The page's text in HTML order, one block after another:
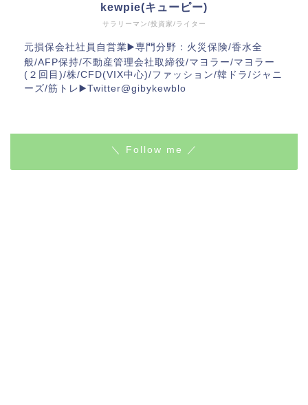
サラリーマン/投資家/ライター
kewpie(キューピー)
元損保会社社員自営業▶️専門分野：火災保険/香水全
般/AFP保持/不動産管理会社取締役/マヨラー/マヨラー
(２回目)/株/CFD(VIX中心)/ファッション/韓ドラ/ジャニ
ーズ/筋トレ▶️Twitter@gibykewblo
＼ Follow me ／